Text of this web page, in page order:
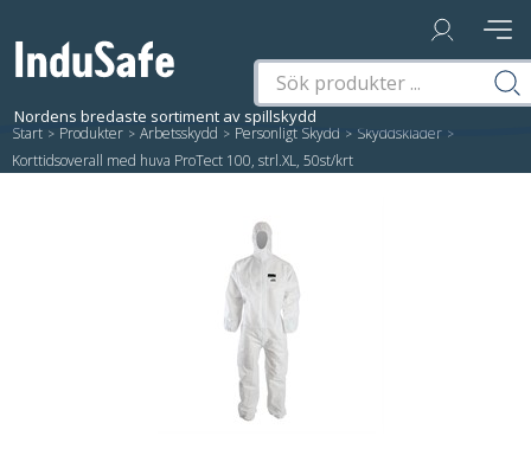
Start / Produkter / Arbetsskydd / Personligt Skydd / Skyddskläder /
Korttidsoverall med huva ProTect 100, strl.XL, 50st/krt